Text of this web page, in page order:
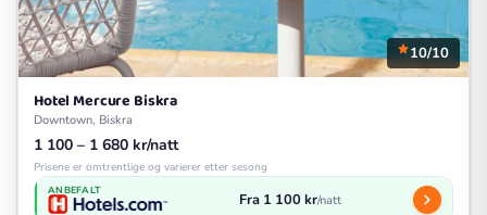
10/10
Hotel Mercure Biskra
Downtown, Biskra
1 100 – 1 680 kr/natt
Prisene er omtrentlige og varierer etter sesong
ANBEFALT Fra 1 100 kr/natt